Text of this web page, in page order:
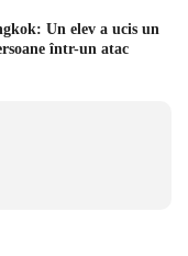
Un elev a ucis un
într-un atac